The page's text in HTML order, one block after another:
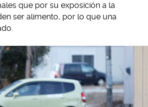
que por su exposición a la
ser alimento, por lo que una